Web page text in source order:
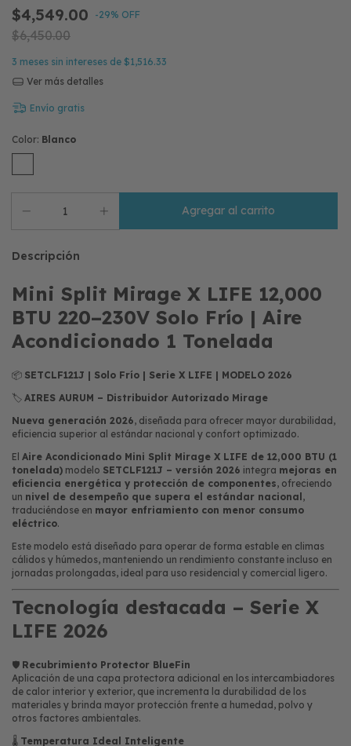
$4,549.00 -29% OFF
$6,450.00
3 meses sin intereses de $1,516.33
Ver más detalles
Envío gratis
Color: Blanco
Descripción
Mini Split Mirage X LIFE 12,000
BTU 220–230V Solo Frío | Aire
Acondicionado 1 Tonelada
📦 SETCLF121J | Solo Frío | Serie X LIFE | MODELO 2026
🏷️ AIRES AURUM – Distribuidor Autorizado Mirage
Nueva generación 2026, diseñada para ofrecer mayor durabilidad,
eficiencia superior al estándar nacional y confort optimizado.
El Aire Acondicionado Mini Split Mirage X LIFE de 12,000 BTU (1
tonelada) modelo SETCLF121J – versión 2026 integra mejoras en
eficiencia energética y protección de componentes, ofreciendo
un nivel de desempeño que supera el estándar nacional ,
traduciéndose en mayor enfriamiento con menor consumo
eléctrico.
Este modelo está diseñado para operar de forma estable en climas
cálidos y húmedos, manteniendo un rendimiento constante incluso en
jornadas prolongadas, ideal para uso residencial y comercial ligero.
Tecnología destacada – Serie X
LIFE 2026
🛡️ Recubrimiento Protector BlueFin
Aplicación de una capa protectora adicional en los intercambiadores
de calor interior y exterior, que incrementa la durabilidad de los
materiales y brinda mayor protección frente a humedad, polvo y
otros factores ambientales.
🌡️ Temperatura Ideal Inteligente